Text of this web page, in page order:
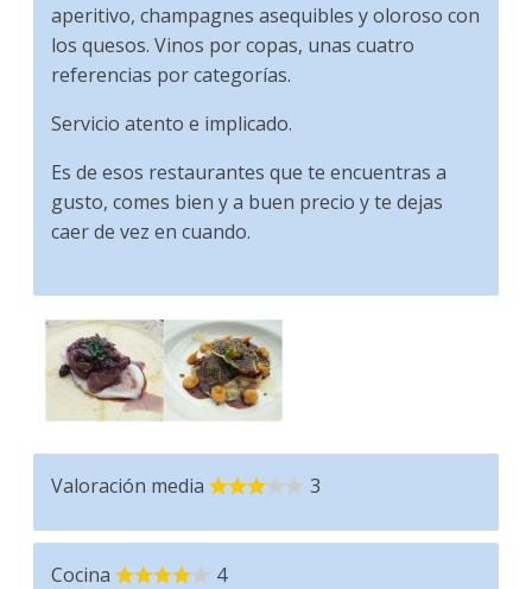
aperitivo, champagnes asequibles y oloroso con
los quesos. Vinos por copas, unas cuatro
referencias por categorías.
Servicio atento e implicado.
Es de esos restaurantes que te encuentras a
gusto, comes bien y a buen precio y te dejas
caer de vez en cuando.
Valoración media 3
Cocina 4